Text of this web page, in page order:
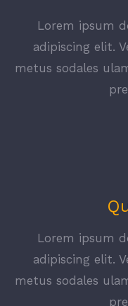
Lorem ipsum
adipiscing elit.
metus sodales
Lorem ipsum
adipiscing elit.
metus sodales